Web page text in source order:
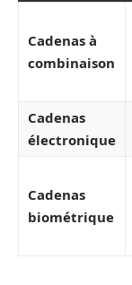
Cadenas à
combinaison
Cadenas
électronique
Cadenas
biométrique